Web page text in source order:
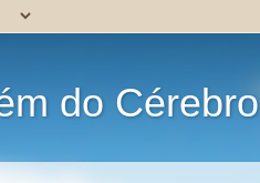
do Cérebro